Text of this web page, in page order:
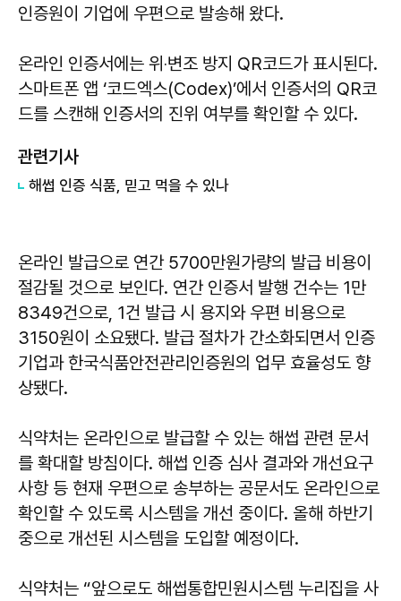
인증원이 기업에 우편으로 발송해 왔다.
온라인 인증서에는 위‧변조 방지 QR코드가 표시된다.
스마트폰 앱 ‘코드엑스(Codex)’에서 인증서의 QR코
드를 스캔해 인증서의 진위 여부를 확인할 수 있다.
관련기사
해썹 인증 식품, 믿고 먹을 수 있나
온라인 발급으로 연간 5700만원가량의 발급 비용이
절감될 것으로 보인다. 연간 인증서 발행 건수는 1만
8349건으로, 1건 발급 시 용지와 우편 비용으로
3150원이 소요됐다. 발급 절차가 간소화되면서 인증
기업과 한국식품안전관리인증원의 업무 효율성도 향
상됐다.
식약처는 온라인으로 발급할 수 있는 해썹 관련 문서
를 확대할 방침이다. 해썹 인증 심사 결과와 개선요구
사항 등 현재 우편으로 송부하는 공문서도 온라인으로
확인할 수 있도록 시스템을 개선 중이다. 올해 하반기
중으로 개선된 시스템을 도입할 예정이다.
식약처는 “앞으로도 해썹통합민원시스템 누리집을 사